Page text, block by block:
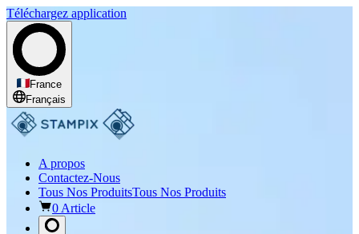
Téléchargez application
France
Français
A propos
Contactez-Nous
Tous Nos ProduitsTous Nos Produits
0 Article